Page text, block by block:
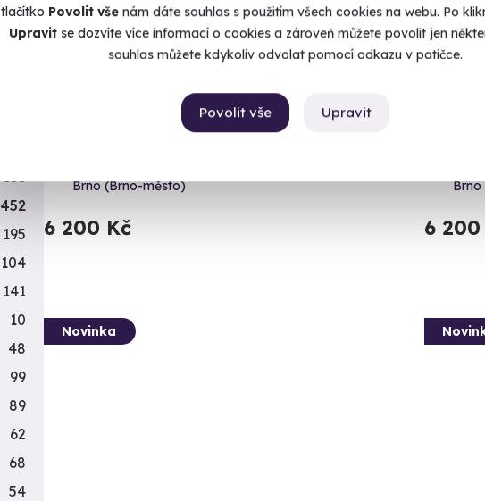
tlačítko Povolit vše nám dáte souhlas s použitím všech cookies na webu. Po
Upravitse dozvíte více informací o cookies a zároveň můžete povolit jen
souhlas můžete kdykoliv odvolat pomocí odkazu v patičce.
Upravit
Povolit vše
Setkání s tropickými zvířaty
Brno (Brno-město)
6 200 Kč
Brno
6 200
Novinka
196
31
353
452
195
104
141
10
48
99
89
62
68
54